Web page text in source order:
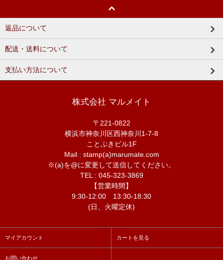
返品について
配送・送料について
支払い方法について
株式会社 マルメイト
〒221-0822
横浜市神奈川区西神奈川1-7-8
ことぶきビル1F
Mail : stamp(a)marumate.com
※(a)を@に変更して送信してください。
TEL : 045-323-3869
【営業時間】
9:30-12:00 13:30-18:30
(日、火曜定休)
マイアカウント カートを見る
お問い合わせ